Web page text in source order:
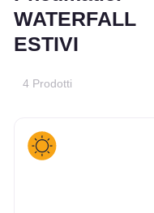
WATERFALL
ESTIVI
4 Prodotti